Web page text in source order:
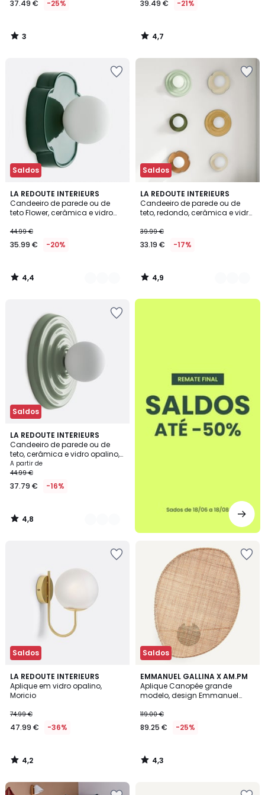
em
de
49.99
desconto
aplicado.
37.49 € -25%
3
/
39.49 € -21%
4,7
/
Saldos
LA REDOUTE INTERIEURS
Candeeiro de parede ou de
teto Flower, cerâmica e vidro
44.99 €
35.99 € -20%
4,4
/ 5
4
Cores
4,4
/
Saldos
LA REDOUTE INTERIEURS
Candeeiro de parede ou de
teto, redondo, cerâmica e vidro
39.99 €
33.19 € -17%
4,9
/ 5
4
Cores
4,9
/
Saldos
LA REDOUTE INTERIEURS
Candeeiro de parede ou de
teto, cerâmica e vidro opalino,
diâmetro 24,5 cm, HOLI
A partir de
44.99 €
37.79 € -16%
4,8
/ 5
4
Cores
4,8
/
até
Saldos
LA REDOUTE INTERIEURS
Aplique em vidro opalino,
Moricio
74.99 €
47.99 € -36%
4,2
/ 5
4,2
/
Saldos
EMMANUEL GALLINA X AM.PM
Aplique Canopée grande
modelo, design Emmanuel
119.00 €
89.25 € -25%
4,3
/ 5
4,3
/